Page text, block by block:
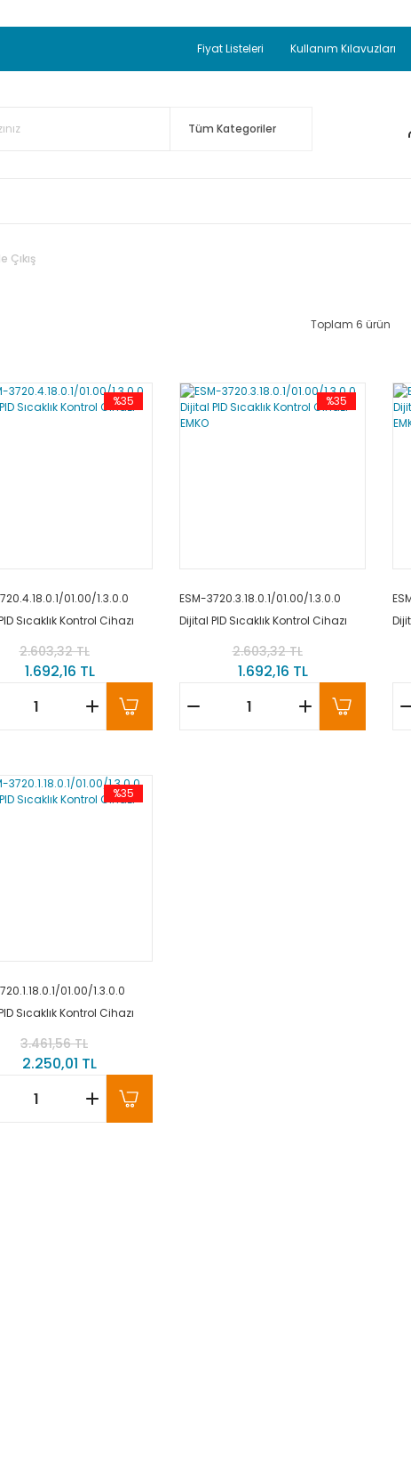
J Tip Termokupul Ürünlerinde 50 Adet Alımlarda
TC Standart Bayonet J Tip Termokupul Ürünlerinde
50.000,00TL ve Üzeri EMKO
Fiyat Listeleri Kullanım Kılavuzları
Çıkış
Toplam 6 ürün
%35
01.00/1.3.0.0
Sıcaklık Kontrol Cihazı
2.603,32 TL
1.692,16 TL
%35
ESM-3720.3.18.0.1/01.00/1.3.0.0
Dijital PID Sıcaklık Kontrol Cihazı
2.603,32 TL
1.692,16 TL
%35
01.00/1.3.0.0
Sıcaklık Kontrol Cihazı
3.461,56 TL
2.250,01 TL